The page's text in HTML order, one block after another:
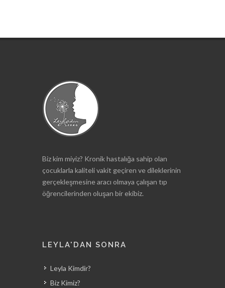
Biz kim miyiz? Kronik hastalığa sahip olan
çocuklarla kaliteli vakit geçiren ve dileklerinin
gerçekleşmesine aracı olmaya çalışan tıp
öğrencilerinden oluşan bir ekibiz.
LEYLA'DAN SONRA
Leyla Kimdir?
Biz Kimiz?